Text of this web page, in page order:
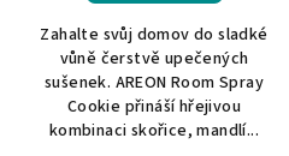
Zahalte svůj domov do sladké
vůně čerstvě upečených
sušenek. AREON Room Spray
Cookie přináší hřejivou
kombinaci skořice, mandlí...